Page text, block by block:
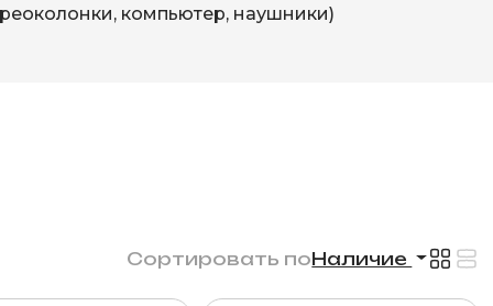
компьютер, наушники)
Сортировать поНаличие